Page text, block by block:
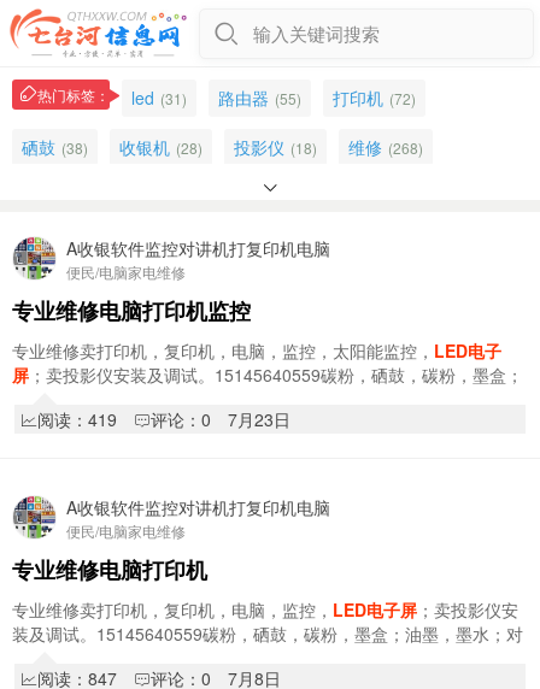
输入关键词搜索
热门标签： led (31) 路由器 (55) 打印机 (72)
硒鼓 (38) 收银机 (28) 投影仪 (18) 维修 (268)
回收
工程 (93) 售后 (157) 电视 (421)
光纤 (23) 二手显示器 (7)
显示器 (59) 维修电脑 (41) 电脑 (399) 笔记本 (41)

A收银软件监控对讲机打复印机电脑
便民/电脑家电维修
专业维修电脑打印机监控
专业维修卖打印机，复印机，电脑，监控，太阳能监控， LED电子
屏 ；卖投影仪安装及调试。15145640559碳粉，硒鼓，碳粉，墨盒；
阅读：419
评论：0 7月23日
A收银软件监控对讲机打复印机电脑
便民/电脑家电维修
专业维修电脑打印机
专业维修卖打印机，复印机，电脑，监控， LED电子屏 ；卖投影仪安
装及调试。15145640559碳粉，硒鼓，碳粉，墨盒；油墨，墨水；对
阅读：847
评论：0 7月8日